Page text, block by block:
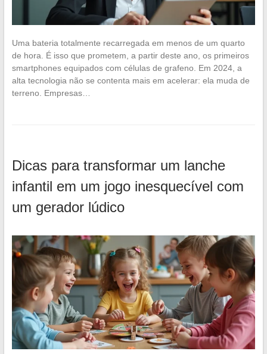
Uma bateria totalmente recarregada em menos de um quarto
de hora. É isso que prometem, a partir deste ano, os primeiros
smartphones equipados com células de grafeno. Em 2024, a
alta tecnologia não se contenta mais em acelerar: ela muda de
terreno. Empresas…
Dicas para transformar um lanche
infantil em um jogo inesquecível com
um gerador lúdico